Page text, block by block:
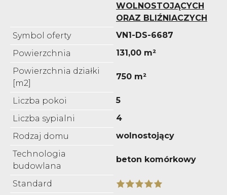
WOLNOSTOJĄCYCH
ORAZ BLIŹNIACZYCH
Symbol oferty
VN1-DS-6687
Powierzchnia
131,00 m²
Powierzchnia działki
[m2]
750 m²
Liczba pokoi
5
Liczba sypialni
4
Rodzaj domu
wolnostojący
Technologia
budowlana
beton komórkowy
Standard